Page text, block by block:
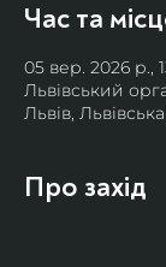
Час та
05 вер. 2026 р.,
Львівський
Львів,
Про захід